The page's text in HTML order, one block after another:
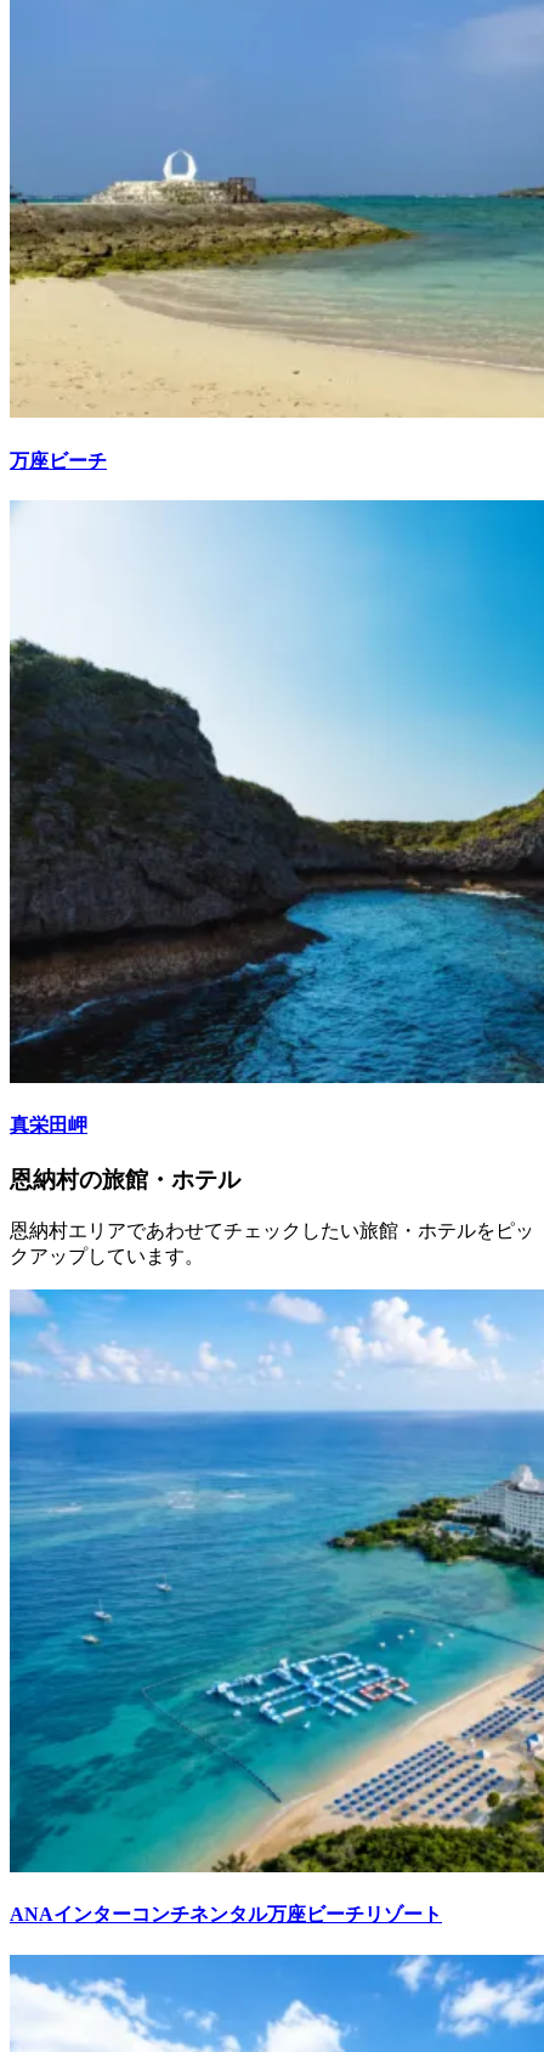
万座ビーチ
真栄田岬
恩納村の旅館・ホテル
恩納村エリアであわせてチェックしたい旅館・ホテルをピッ
クアップしています。
ANAインターコンチネンタル万座ビーチリゾート